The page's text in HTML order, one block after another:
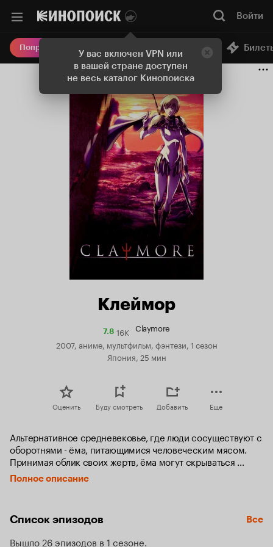
У вас включен VPN или
в вашей стране доступен
не весь каталог Кинопоиска
Войти
Попробовать Плюс Онлайн-кинотеатр
Клеймор
7.8Рейтинг
Кинопоиска
7.8
16K Claymore
2007, аниме, мультфильм, фэнтези, 1 сезон
Япония, 25 мин
Оценить Буду смотреть Добавить Еще
Альтернативное средневековье, где люди сосуществуют с
оборотнями - ёма, питающимися человеческим мясом.
Принимая облик своих жертв, ёма могут скрываться
среди людей. Кроме того, съев мозг человека, чудовище
может завладеть его воспоминаниями. С целью борьбы с
создания клеймор подразумевает введение в
Полное описание
Список эпизодов Все
Вышло 26 эпизодов в 1 сезоне